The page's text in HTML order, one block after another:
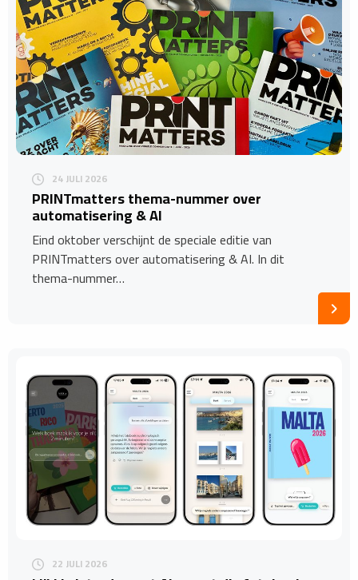
24 JULI 2026
​PRINTmatters thema-nummer over
automatisering & AI
Eind oktober verschijnt de speciale editie van
PRINTmatters over automatisering & AI. In dit
thema-nummer…
22 JULI 2026